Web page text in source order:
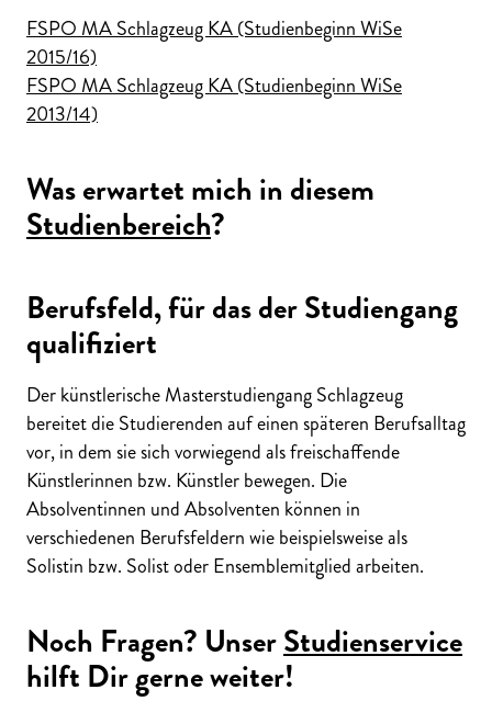
FSPO MA Schlagzeug KA (Studienbeginn WiSe
2015/16)
FSPO MA Schlagzeug KA (Studienbeginn WiSe
2013/14)
Was erwartet mich in diesem
Studienbereich?
Berufsfeld, für das der Studiengang
qualifiziert
Der künstlerische Masterstudiengang Schlagzeug
bereitet die Studierenden auf einen späteren Berufsalltag
vor, in dem sie sich vorwiegend als freischaffende
Künstlerinnen bzw. Künstler bewegen. Die
Absolventinnen und Absolventen können in
verschiedenen Berufsfeldern wie beispielsweise als
Solistin bzw. Solist oder Ensemblemitglied arbeiten.
Noch Fragen? UnserStudienservice
hilft Dir gerne weiter!